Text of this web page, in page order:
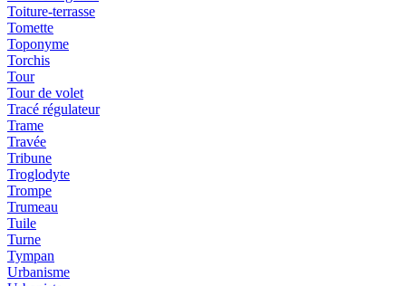
Toiture-terrasse
Tomette
Toponyme
Torchis
Tour
Tour de volet
Tracé régulateur
Trame
Travée
Tribune
Troglodyte
Trompe
Trumeau
Tuile
Turne
Tympan
Urbanisme